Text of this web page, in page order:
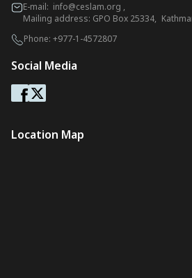
E-mail: info@ceslam.org ,
Mailing address: GPO Box 25334,
Phone: +977-1-4572807
Social Media
Location Map